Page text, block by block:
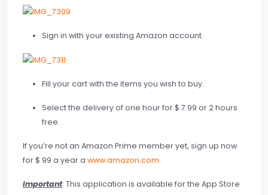
Sign in with your existing Amazon account.
Fill your cart with the items you wish to buy.
Select the delivery of one hour for $ 7.99 or 2 hours
free.
If you’re not an Amazon Prime member yet, sign up now
for $ 99 a year a www.amazon.com
Important: This application is available for the App Store